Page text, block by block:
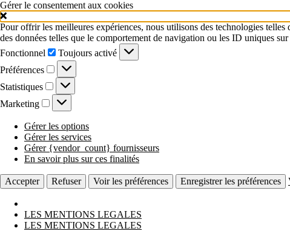
Gérer le consentement aux cookies
Pour offrir les meilleures expériences, nous utilisons des technologies
des données telles que le comportement de navigation ou les ID uniques
Fonctionnel
Fonctionnel
Toujours activé
Préférences
Préférences
Statistiques Statistiques
Marketing Marketing
Gérer les options
Gérer les services
Gérer {vendor_count} fournisseurs
En savoir plus sur ces finalités
Accepter Refuser Voir les préférences Enregistrer les préférences
LES MENTIONS LEGALES
LES MENTIONS LEGALES